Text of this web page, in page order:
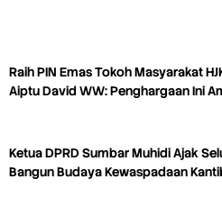
Raih PIN Emas Tokoh Masyarakat
Aiptu David WW: Penghargaan Ini
Ketua DPRD Sumbar Muhidi Ajak
Bangun Budaya Kewaspadaan